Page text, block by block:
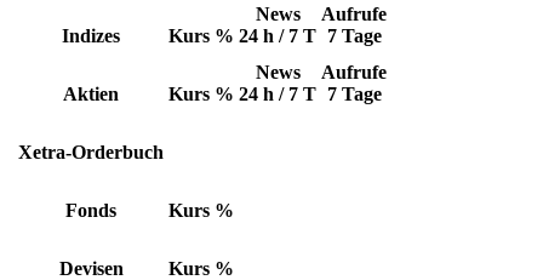
Indizes Kurs %
News
24 h / 7 T
Aufrufe
7 Tage
Aktien Kurs %
News
24 h / 7 T
Aufrufe
7 Tage
Xetra-Orderbuch
Fonds Kurs %
Devisen Kurs %